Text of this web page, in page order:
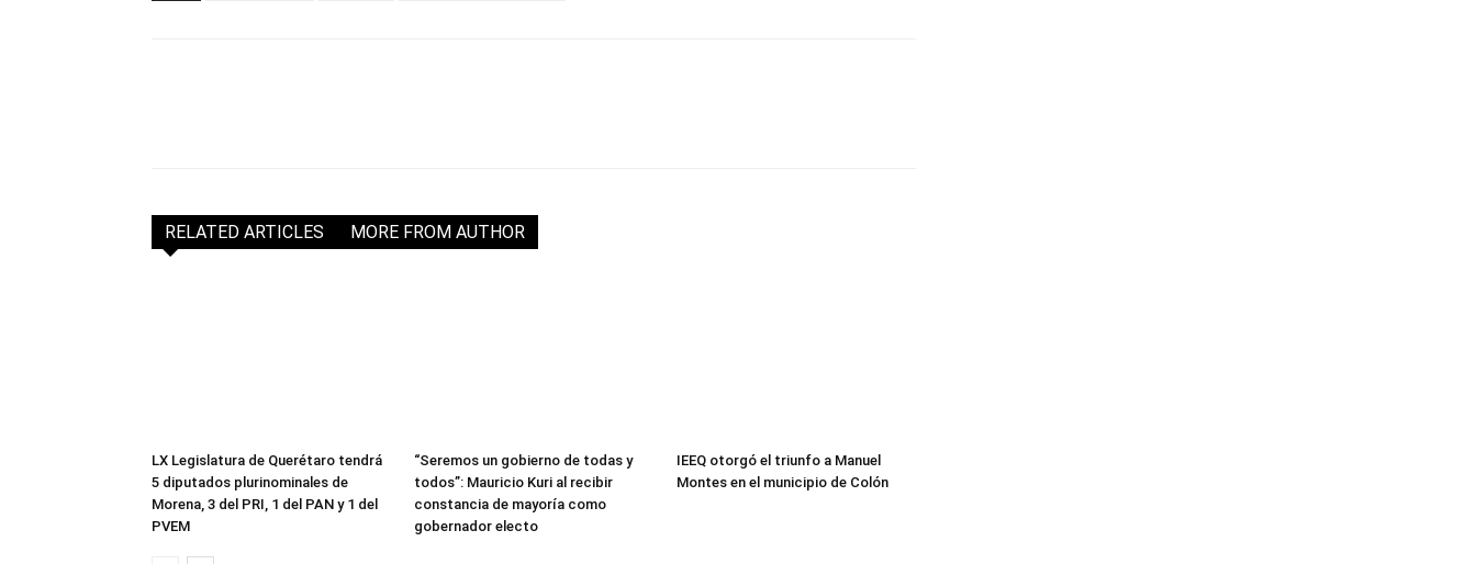
RELATED ARTICLES MORE FROM AUTHOR
LX Legislatura de Querétaro tendrá
5 diputados plurinominales de
Morena, 3 del PRI, 1 del PAN y 1 del
PVEM
“Seremos un gobierno de todas y
todos”: Mauricio Kuri al recibir
constancia de mayoría como
gobernador electo
IEEQ otorgó el triunfo a Manuel
Montes en el municipio de Colón